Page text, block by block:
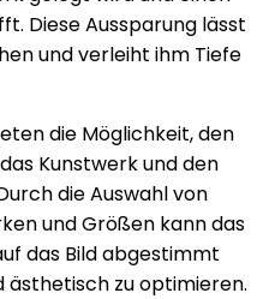
Diese Aussparung lässt
und verleiht ihm Tiefe
die Möglichkeit, den
Kunstwerk und den
die Auswahl von
und Größen kann das
das Bild abgestimmt
ästhetisch zu optimieren.